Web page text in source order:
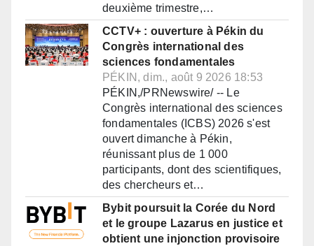
deuxième trimestre,…
CCTV+ : ouverture à Pékin du
Congrès international des
sciences fondamentales
PÉKIN, dim., août 9 2026 18:53
PÉKIN,/PRNewswire/ -- Le
Congrès international des sciences
fondamentales (ICBS) 2026 s'est
ouvert dimanche à Pékin,
réunissant plus de 1 000
participants, dont des scientifiques,
des chercheurs et…
Bybit poursuit la Corée du Nord
et le groupe Lazarus en justice et
obtient une injonction provisoire